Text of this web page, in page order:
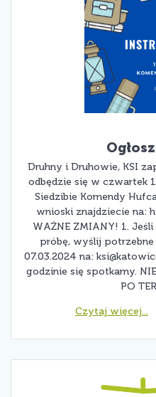
Druhny i Druhowie, KSI
odbędzie się w czwartek
Siedzibie Komendy
wnioski znajdziecie na:
WAŻNE ZMIANY! 1.
próbę, wyślij
07.03.2024 na:
godzinie się spotkamy.
PO